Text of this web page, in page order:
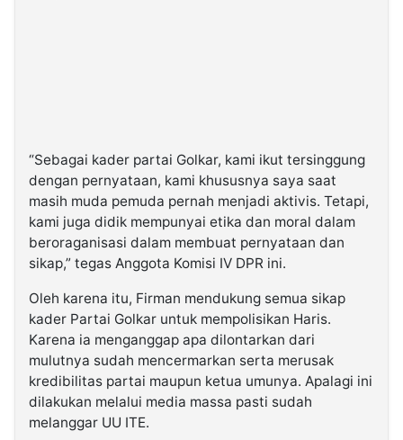
“Sebagai kader partai Golkar, kami ikut tersinggung
dengan pernyataan, kami khususnya saya saat
masih muda pemuda pernah menjadi aktivis. Tetapi,
kami juga didik mempunyai etika dan moral dalam
beroraganisasi dalam membuat pernyataan dan
sikap,” tegas Anggota Komisi IV DPR ini.
Oleh karena itu, Firman mendukung semua sikap
kader Partai Golkar untuk mempolisikan Haris.
Karena ia menganggap apa dilontarkan dari
mulutnya sudah mencermarkan serta merusak
kredibilitas partai maupun ketua umunya. Apalagi ini
dilakukan melalui media massa pasti sudah
melanggar UU ITE.